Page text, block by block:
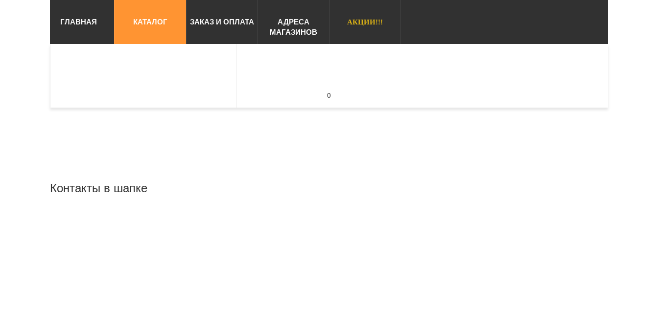
ГЛАВНАЯ КАТАЛОГ ЗАКАЗ И ОПЛАТА
АДРЕСА
МАГАЗИНОВ
АКЦИИ!!!
0
Контакты в шапке